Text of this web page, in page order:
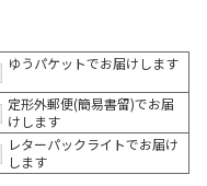
ゆうパケットでお届けします
定形外郵便(簡易書留)でお届
けします
レターパックライトでお届け
します